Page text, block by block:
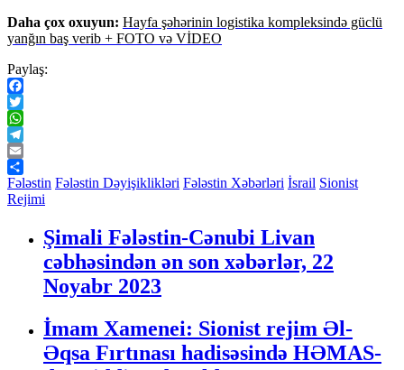
Daha çox oxuyun: Hayfa şəhərinin logistika kompleksində güclü
yanğın baş verib + FOTO və VİDEO
Paylaş:
Facebook
Twitter
WhatsApp
Telegram
Email
Share
Fələstin Fələstin Dəyişiklikləri Fələstin Xəbərləri İsrail Sionist
Rejimi
Şimali Fələstin-Cənubi Livan
cəbhəsindən ən son xəbərlər, 22
Noyabr 2023
İmam Xamenei: Sionist rejim Əl-
Əqsa Fırtınası hadisəsində HƏMAS-